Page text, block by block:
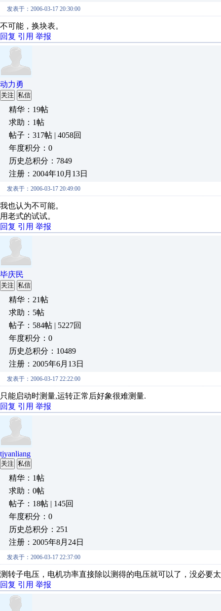
发表于：2006-03-17 20:30:00
不可能，换块表。
回复 引用 举报
动力勇
关注 私信
精华：19帖
求助：1帖
帖子：317帖 | 4058回
年度积分：0
历史总积分：7849
注册：2004年10月13日
发表于：2006-03-17 20:49:00
我也认为不可能。
用老式的试试。
回复 引用 举报
毕庆民
关注 私信
精华：21帖
求助：5帖
帖子：584帖 | 5227回
年度积分：0
历史总积分：10489
注册：2005年6月13日
发表于：2006-03-17 22:22:00
只能启动时测量,运转正常后好象很难测量.
回复 引用 举报
tjyanliang
关注 私信
精华：1帖
求助：0帖
帖子：18帖 | 145回
年度积分：0
历史总积分：251
注册：2005年8月24日
发表于：2006-03-17 22:37:00
测转子电压，电机功率直接除以测得的电压就可以了，没必要
回复 引用 举报